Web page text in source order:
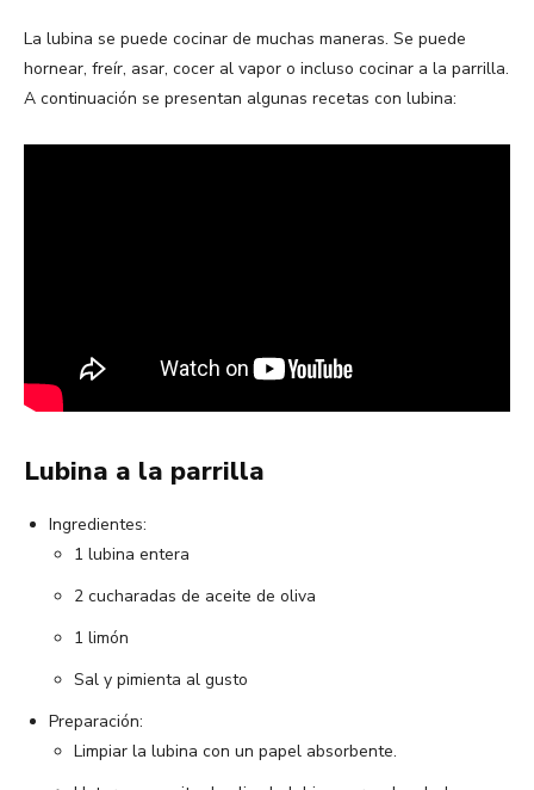
La lubina se puede cocinar de muchas maneras. Se puede
hornear, freír, asar, cocer al vapor o incluso cocinar a la parrilla.
A continuación se presentan algunas recetas con lubina:
Lubina a la parrilla
Ingredientes:
1 lubina entera
2 cucharadas de aceite de oliva
1 limón
Sal y pimienta al gusto
Preparación:
Limpiar la lubina con un papel absorbente.